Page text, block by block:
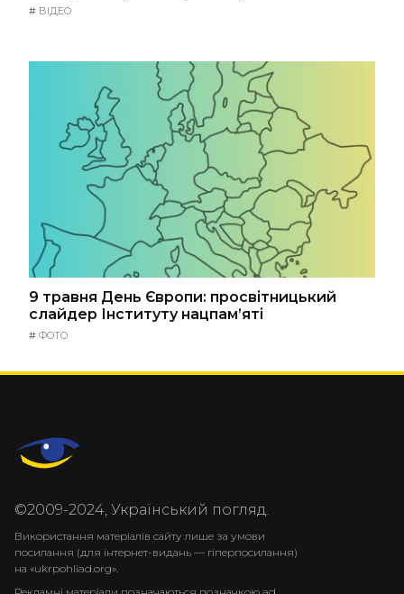
# ВІДЕО
9 травня День Європи: просвітницький
слайдер Інституту нацпам’яті
# ФОТО
©2009-2024, Український погляд.
Використання матеріалів сайту лише за умови
посилання (для інтернет-видань — гіперпосилання)
на «ukrpohliad.org».